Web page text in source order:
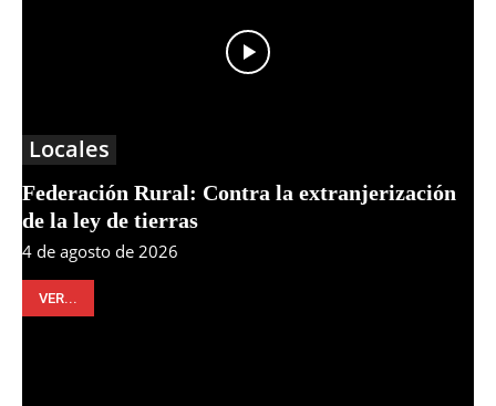
Locales
Federación Rural: Contra la extranjerización
de la ley de tierras
4 de agosto de 2026
VER...